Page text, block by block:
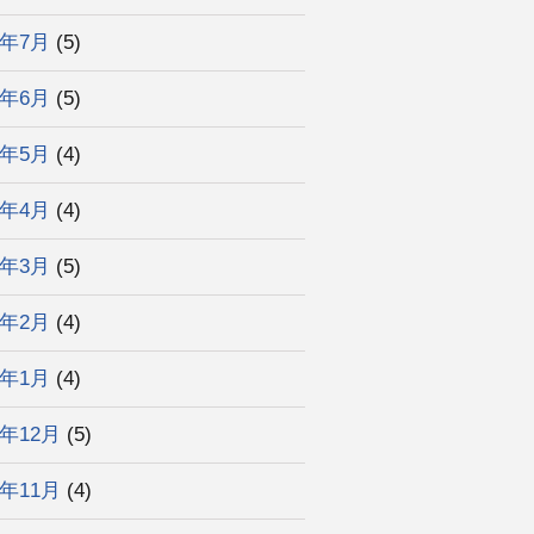
7月 (5)
6月 (5)
5月 (4)
4月 (4)
3月 (5)
2月 (4)
1月 (4)
12月 (5)
11月 (4)